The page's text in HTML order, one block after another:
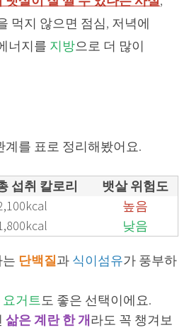
먹지 않으면 점심, 저녁에
너지를 지방으로 더 많이
계를 표로 정리해봤어요.
섭취 칼로리
뱃살 위험도
높음
낮음
단백질과 식이섬유가 풍부하
요거트도 좋은 선택이에요.
삶은 계란 한 개라도 꼭 챙겨보